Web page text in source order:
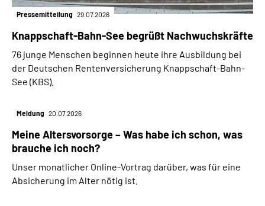
Pressemitteilung 29.07.2026
Knappschaft-Bahn-See begrüßt Nachwuchskräfte
76 junge Menschen beginnen heute ihre Ausbildung bei
der Deutschen Rentenversicherung Knappschaft-Bahn-
See (KBS).
Meldung 20.07.2026
Meine Altersvorsorge – Was habe ich schon, was
brauche ich noch?
Unser monatlicher Online-Vortrag darüber, was für eine
Absicherung im Alter nötig ist.